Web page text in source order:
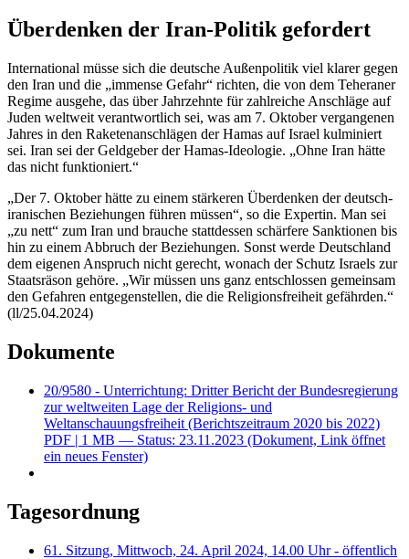
Überdenken der Iran-Politik gefordert
International müsse sich die deutsche Außenpolitik viel klarer gegen
den Iran und die „immense Gefahr“ richten, die von dem Teheraner
Regime ausgehe, das über Jahrzehnte für zahlreiche Anschläge auf
Juden weltweit verantwortlich sei, was am 7. Oktober vergangenen
Jahres in den Raketenanschlägen der Hamas auf Israel kulminiert
sei. Iran sei der Geldgeber der Hamas-Ideologie. „Ohne Iran hätte
das nicht funktioniert.“
„Der 7. Oktober hätte zu einem stärkeren Überdenken der deutsch-
iranischen Beziehungen führen müssen“, so die Expertin. Man sei
„zu nett“ zum Iran und brauche stattdessen schärfere Sanktionen bis
hin zu einem Abbruch der Beziehungen. Sonst werde Deutschland
dem eigenen Anspruch nicht gerecht, wonach der Schutz Israels zur
Staatsräson gehöre. „Wir müssen uns ganz entschlossen gemeinsam
den Gefahren entgegenstellen, die die Religionsfreiheit gefährden.“
(ll/25.04.2024)
Dokumente
20/9580 - Unterrichtung: Dritter Bericht der Bundesregierung
zur weltweiten Lage der Religions- und
Weltanschauungsfreiheit (Berichtszeitraum 2020 bis 2022)
PDF | 1 MB — Status: 23.11.2023 (Dokument, Link öffnet
ein neues Fenster)
Tagesordnung
61. Sitzung, Mittwoch, 24. April 2024, 14.00 Uhr - öffentlich